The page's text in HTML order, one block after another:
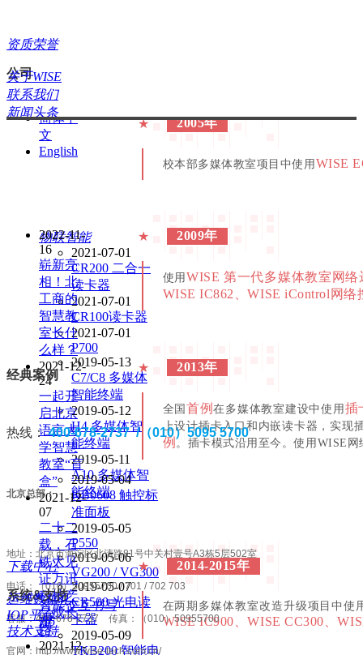
了解运维数据化
运维数据化
物联智能
2021-07-01
CR200 二合一
读卡器
2021-07-01
CR100读卡器
2021-07-01
P700
2019-05-13
C7/C8 多媒体
智能终端
2019-05-12
H4 多媒体智
能终端
2019-05-11
A10 多媒体智
能终端
2019-05-04
KB0608 触控标
准面板
2019-05-05
P550
2019-05-06
VG200 / VG300
2019-05-07
CR500 光电读
卡器
2019-05-09
TKB200 智能电
智能交互书写
屏
H6
分享交流
下载中心
ꀅ 简体中文
简体中
文
English
★ 2005年
校本部多媒体教室项目中使用 WISE
★ 2009年
使用 WISE 第一代多媒体教室网
WISE IC862、WISE iControl网
★ 2013年
全国 首例在多媒体教室建设中使用 插
上设计插卡入口和内嵌读卡器，实现
例。插卡模式沿用至今。使用WISE网
★ 2014-2015年
在两期多媒体教室改造升级项目中使
WISE IC900、WISE CC300、
资质荣誉
公司
关于WISE
联系我们
新闻头条
2022-11-
16
崭新亮
相！北
工商的
智慧教
室长什
么样？
2021-12-
24
一起开
启北京
语言大
学智慧
教室“盲
盒”
2021-12-
07
二十二
载，石
铁大见
证万讯
科技产
品成长
路
2021-12-
经典案例
热线：400-678-2737 /（010）5095 5700
北京总部：
地址： 北京市海淀区北清路81号中关村壹号A3栋5层502室
电话：（010）50955700 / 701 / 702 703
客服：400-678-2737 传真：（010）50955700
官网：http://www.wise-tech.com.cn/
下载中心
系统&支持
运维数据化
IOP平台
技术支持